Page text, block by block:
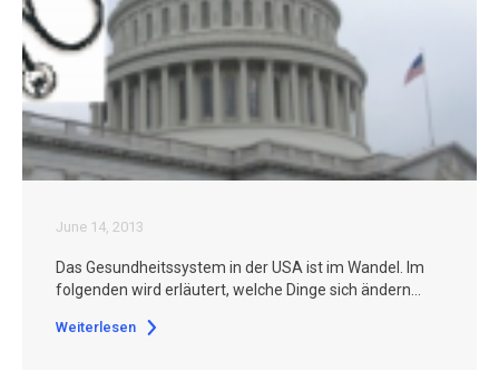
June 14, 2013
Das Gesundheitssystem in der USA ist im Wandel. Im
folgenden wird erläutert, welche Dinge sich ändern…
Weiterlesen